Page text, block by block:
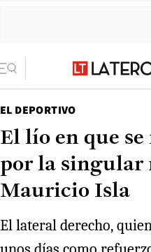
EL DEPORTIVO
El lío en que se
por la singular
Mauricio Isla
El lateral derecho,